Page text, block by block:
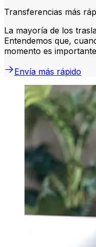
Transferencias más
La mayoría de los
Entendemos que,
momento es
Envía más rápido